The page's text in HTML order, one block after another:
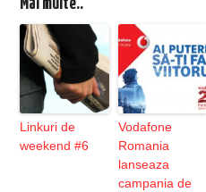
Mai multe..
Linkuri de
weekend #6
Vodafone
Romania
lanseaza
campania de